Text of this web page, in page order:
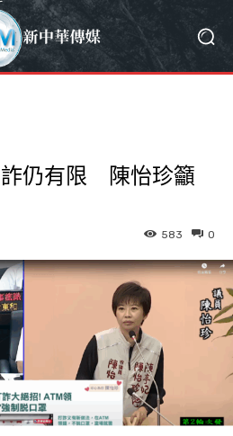
仍有限 陳怡珍籲
0
583